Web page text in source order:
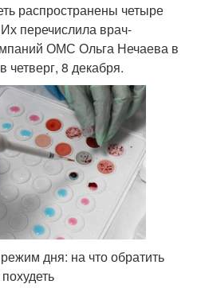
распространены четыре
перечислила врач-
ОМС Ольга Нечаева в
четверг, 8 декабря.
дня: на что обратить